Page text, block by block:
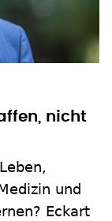
nicht
und
Eckart